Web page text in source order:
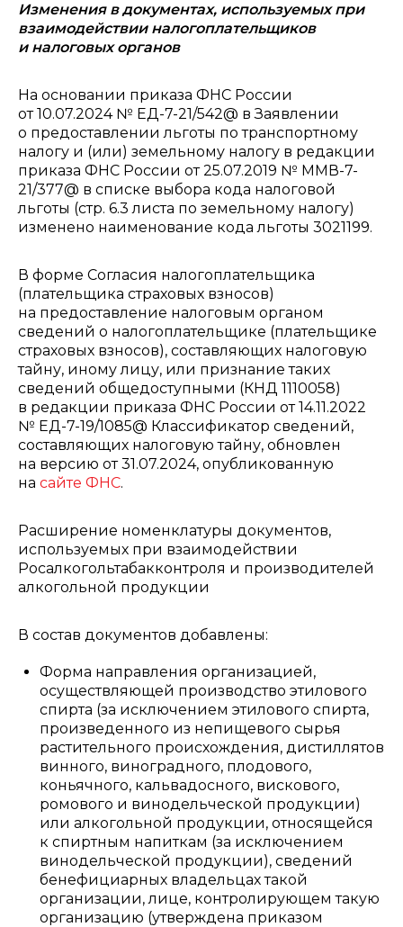
Изменения в документах, используемых при
взаимодействии налогоплательщиков
и налоговых органов
На основании приказа ФНС России
от 10.07.2024 № ЕД-7-21/542@ в Заявлении
о предоставлении льготы по транспортному
налогу и (или) земельному налогу в редакции
приказа ФНС России от 25.07.2019 № ММВ-7-
21/377@ в списке выбора кода налоговой
льготы (стр. 6.3 листа по земельному налогу)
изменено наименование кода льготы 3021199.
В форме Согласия налогоплательщика
(плательщика страховых взносов)
на предоставление налоговым органом
сведений о налогоплательщике (плательщике
страховых взносов), составляющих налоговую
тайну, иному лицу, или признание таких
сведений общедоступными (КНД 1110058)
в редакции приказа ФНС России от 14.11.2022
№ ЕД-7-19/1085@ Классификатор сведений,
составляющих налоговую тайну, обновлен
на версию от 31.07.2024, опубликованную
на сайте ФНС.
Расширение номенклатуры документов,
используемых при взаимодействии
Росалкогольтабакконтроля и производителей
алкогольной продукции
В состав документов добавлены:
Форма направления организацией,
осуществляющей производство этилового
спирта (за исключением этилового спирта,
произведенного из непищевого сырья
растительного происхождения, дистиллятов
винного, виноградного, плодового,
коньячного, кальвадосного, вискового,
ромового и винодельческой продукции)
или алкогольной продукции, относящейся
к спиртным напиткам (за исключением
винодельческой продукции), сведений
бенефициарных владельцах такой
организации, лице, контролирующем такую
организацию (утверждена приказом